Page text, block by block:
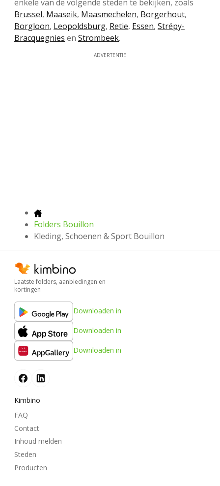
enkele van de volgende steden te bekijken, zoals
Brussel, Maaseik, Maasmechelen, Borgerhout,
Borgloon, Leopoldsburg, Retie, Essen, Strépy-
Bracquegnies en Strombeek.
ADVERTENTIE
Folders Bouillon
Kleding, Schoenen & Sport Bouillon
Laatste folders, aanbiedingen en
kortingen
Downloaden in
Downloaden in
Downloaden in
Kimbino
FAQ
Contact
Inhoud melden
Steden
Producten